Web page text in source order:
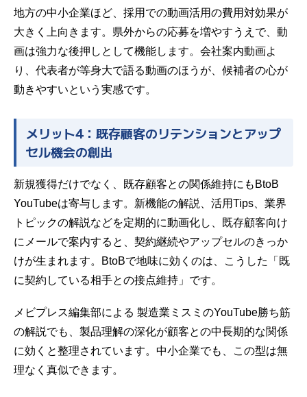
地方の中小企業ほど、採用での動画活用の費用対効果が
大きく上向きます。県外からの応募を増やすうえで、動
画は強力な後押しとして機能します。会社案内動画よ
り、代表者が等身大で語る動画のほうが、候補者の心が
動きやすいという実感です。
メリット4：既存顧客のリテンションとアップ
セル機会の創出
新規獲得だけでなく、既存顧客との関係維持にもBtoB
YouTubeは寄与します。新機能の解説、活用Tips、業界
トピックの解説などを定期的に動画化し、既存顧客向け
にメールで案内すると、契約継続やアップセルのきっか
けが生まれます。BtoBで地味に効くのは、こうした「既
に契約している相手との接点維持」です。
メビプレス編集部による 製造業ミスミのYouTube勝ち筋
の解説でも、製品理解の深化が顧客との中長期的な関係
に効くと整理されています。中小企業でも、この型は無
理なく真似できます。